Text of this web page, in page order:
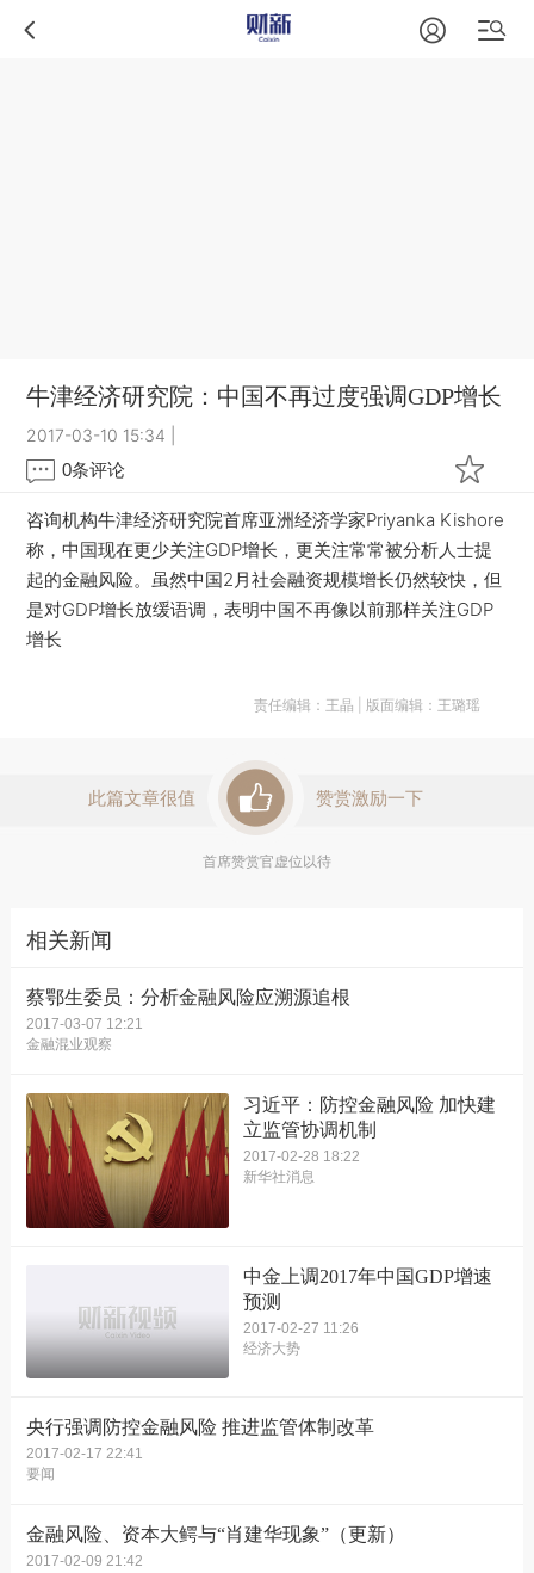
牛津经济研究院：中国不再过度强调GDP增长
2017-03-10 15:34
0条评论
咨询机构牛津经济研究院首席亚洲经济学家Priyanka Kishore
称，中国现在更少关注GDP增长，更关注常常被分析人士提
起的金融风险。虽然中国2月社会融资规模增长仍然较快，但
是对GDP增长放缓语调，表明中国不再像以前那样关注GDP
增长
责任编辑：王晶 | 版面编辑：王璐瑶
此篇文章很值 赞赏激励一下
首席赞赏官虚位以待
相关新闻
蔡鄂生委员：分析金融风险应溯源追根
2017-03-07 12:21
金融混业观察
习近平：防控金融风险 加快建
立监管协调机制
2017-02-28 18:22
新华社消息
中金上调2017年中国GDP增速
预测
2017-02-27 11:26
经济大势
央行强调防控金融风险 推进监管体制改革
2017-02-17 22:41
要闻
金融风险、资本大鳄与“肖建华现象”（更新）
2017-02-09 21:42